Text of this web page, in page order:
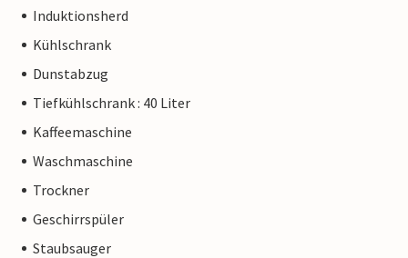
Induktionsherd
Kühlschrank
Dunstabzug
Tiefkühlschrank : 40 Liter
Kaffeemaschine
Waschmaschine
Trockner
Geschirrspüler
Staubsauger